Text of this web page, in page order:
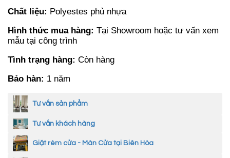
Chất liệu: Polyestes phủ nhựa
Hình thức mua hàng: Tại Showroom hoặc tư vấn xem
mẫu tại công trình
Tình trạng hàng: Còn hàng
Bảo hàn: 1 năm
Tư vấn sản phẩm
Tư vấn khách hàng
Giặt rèm cửa - Màn Cửa tại Biên Hòa